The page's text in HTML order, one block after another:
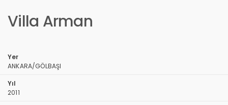
Villa Arman
Yer
ANKARA/GÖLBAŞI
Yıl
2011